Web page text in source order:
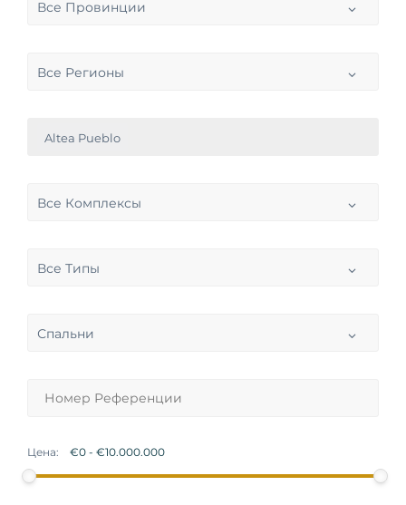
Все Провинции
Все Регионы
Altea Pueblo
Все Комплексы
Все Типы
Спальни
Цена: